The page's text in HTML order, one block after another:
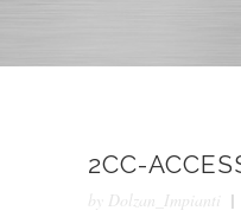
2CC-
by Dolzan_Impianti